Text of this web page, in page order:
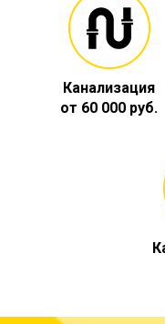
Канализация
от 60 000 руб.